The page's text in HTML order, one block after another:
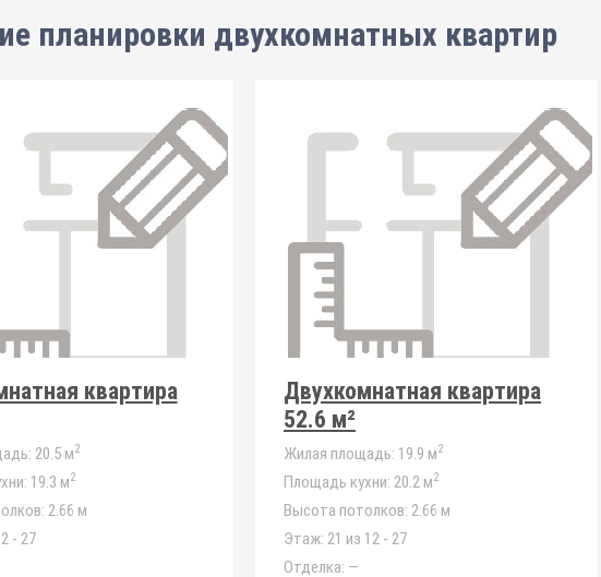
планировки двухкомнатных квартир
квартира
20.5 м2
19.3 м2
2.66 м
- 27
Двухкомнатная квартира
52.6 м²
Жилая площадь: 19.9 м2
Площадь кухни: 20.2 м2
Высота потолков: 2.66 м
Этаж: 21 из 12 - 27
Отделка: —